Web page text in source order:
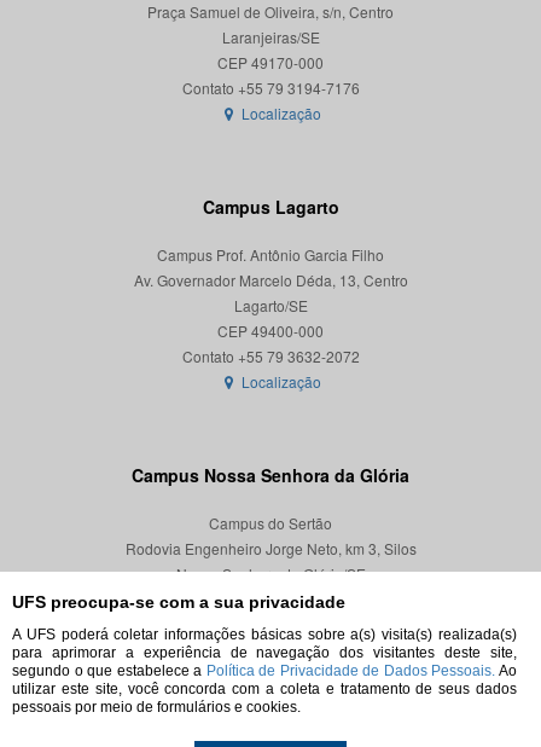
UFS preocupa-se com a sua privacidade
A UFS poderá coletar informações básicas sobre a(s) visita(s) realizada(s)
para aprimorar a experiência de navegação dos visitantes deste site,
segundo o que estabelece a Política de Privacidade de Dados Pessoais. Ao
utilizar este site, você concorda com a coleta e tratamento de seus dados
pessoais por meio de formulários e cookies.
Praça Samuel de Oliveira, s/n, Centro
Laranjeiras/SE
CEP 49170-000
Localização
Campus Lagarto
Campus Prof. Antônio Garcia Filho
Av. Governador Marcelo Déda, 13, Centro
Lagarto/SE
CEP 49400-000
Localização
Campus Nossa Senhora da Glória
Campus do Sertão
Rodovia Engenheiro Jorge Neto, km 3, Silos
Nossa Senhora da Glória/SE
CEP 49680-000
Localização